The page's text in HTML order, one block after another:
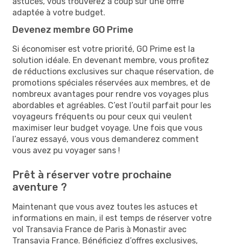
adaptée à votre budget.
Devenez membre GO Prime
Si économiser est votre priorité, GO Prime est la
solution idéale. En devenant membre, vous profitez
de réductions exclusives sur chaque réservation, de
promotions spéciales réservées aux membres, et de
nombreux avantages pour rendre vos voyages plus
abordables et agréables. C’est l’outil parfait pour les
voyageurs fréquents ou pour ceux qui veulent
maximiser leur budget voyage. Une fois que vous
l’aurez essayé, vous vous demanderez comment
vous avez pu voyager sans !
Prêt à réserver votre prochaine
aventure ?
Maintenant que vous avez toutes les astuces et
informations en main, il est temps de réserver votre
vol Transavia France de Paris à Monastir avec
Transavia France. Bénéficiez d’offres exclusives,